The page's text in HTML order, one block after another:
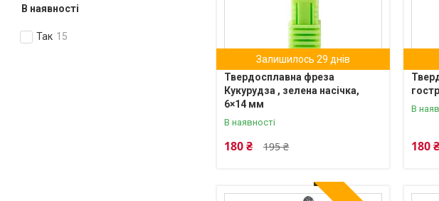
В наявності
Так 15
Залишилось 29 днів
Твердосплавна фреза
Кукурудза , зелена насічка,
6×14 мм
В наявності
195 ₴
180 ₴
В
180 ₴